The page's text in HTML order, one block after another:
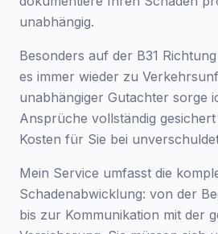
unabhängig.
Besonders auf der B31
es immer wieder zu
unabhängiger Gutachter sorge
Ansprüche vollständig
Kosten für Sie bei
Mein Service umfasst die
Schadenabwicklung: von der
bis zur Kommunikation mit der